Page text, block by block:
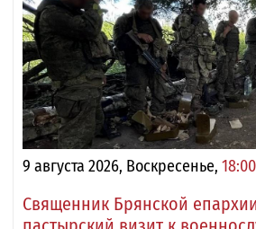
9 августа 2026, Воскресенье, 18:00
Священник Брянской